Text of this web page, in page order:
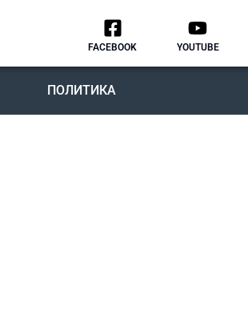
FACEBOOK YOUTUBE
ПОЛИТИКА